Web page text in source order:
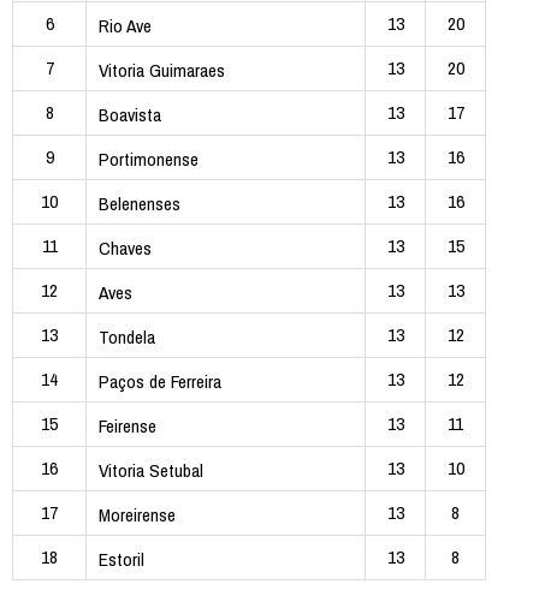
6
Rio Ave 13
20
7
Vitoria Guimaraes 13
20
8
Boavista 13
17
9
Portimonense 13
16
10
Belenenses 13
16
11
Chaves 13
15
12
Aves 13
13
13
Tondela 13
12
14
Paços de Ferreira 13
12
15
Feirense 13
11
16
Vitoria Setubal 13
10
17
Moreirense 13
8
18
Estoril 13 8